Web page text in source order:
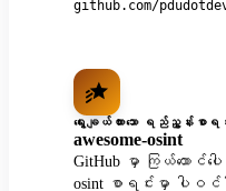
github.com/
ရွေးချယ်ထားသော ရည်ညွှန်းစာရ
awesome-osint
GitHub မှာ ကြယ်ထောင်ပေါ
osint စာရင်းမှာ ပါဝ